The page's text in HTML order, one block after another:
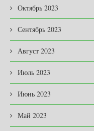
Октябрь 2023
Сентябрь 2023
Август 2023
Июль 2023
Июнь 2023
Май 2023